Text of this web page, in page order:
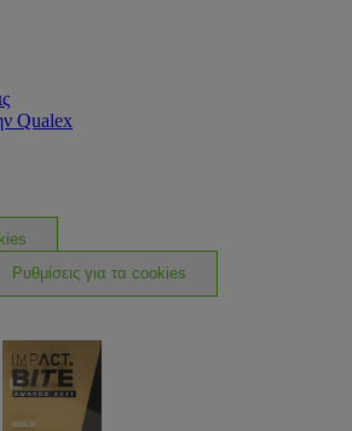
Qualex
Ρυθμίσεις για τα cookies